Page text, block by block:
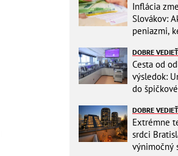
Inflácia
Slovákov:
peniazmi,
DOBRE VEDIEŤ
Cesta od
výsledok:
do
DOBRE VEDIEŤ
Extrémne
srdci
výnimočný